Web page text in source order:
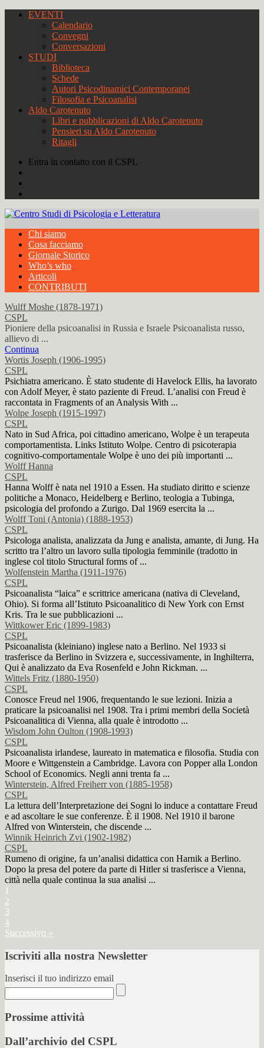
EVENTI
Calendario
Convegni
Conversazioni
STUDI
Biblioteca
Schede
Autori Psicodinamici Contemporanei
Filosofia e Psicoanalisi
Aldo Carotenuto
Libri e pubblicazioni di Aldo Carotenuto
Pensieri su Aldo Carotenuto
Ritagli
Entra in contatto con il CSPL
Chi siamo
Cosa facciamo
Giornale Storico
Who’s who
Articoli
CONTRIBUTI
Wulff Moshe (1878-1971)
CSPL
Pioniere della psicoanalisi in Russia e Israele Psicoanalista russo,
allievo di ...
Continua
Wortis Joseph (1906-1995)
CSPL
Psichiatra americano. È stato studente di Havelock Ellis, ha lavorato
con Adolf Meyer, è stato paziente di Freud. L’analisi con Freud è
raccontata in Fragments of an Analysis With ...
Wolpe Joseph (1915-1997)
CSPL
Nato in Sud Africa, poi cittadino americano, Wolpe è un terapeuta
comportamentista. Links Istituto Wolpe. Centro di psicoterapia
cognitivo-comportamentale Wolpe è uno dei più importanti ...
Wolff Hanna
CSPL
Hanna Wolff è nata nel 1910 a Essen. Ha studiato diritto e scienze
politiche a Monaco, Heidelberg e Berlino, teologia a Tubinga,
psicologia del profondo a Zurigo. Dal 1969 esercita la ...
Wolff Toni (Antonia) (1888-1953)
CSPL
Psicologa analista, analizzata da Jung e analista, amante, di Jung. Ha
scritto tra l’altro un lavoro sulla tipologia femminile (tradotto in
inglese col titolo Structural forms of ...
Wolfenstein Martha (1911-1976)
CSPL
Psicoanalista “laica” e scrittrice americana (nativa di Cleveland,
Ohio). Si forma all’Istituto Psicoanalitico di New York con Ernst
Kris. Tra le sue pubblicazioni ...
Wittkower Eric (1899-1983)
CSPL
Psicoanalista (kleiniano) inglese nato a Berlino. Nel 1933 si
trasferisce da Berlino in Svizzera e, successivamente, in Inghilterra,
Qui è analizzato da Eva Rosenfeld e John Rickman. ...
Wittels Fritz (1880-1950)
CSPL
Conosce Freud nel 1906, frequentando le sue lezioni. Inizia a
praticare la psicoanalisi nel 1908. Tra i primi membri della Società
Psicoanalitica di Vienna, alla quale è introdotto ...
Wisdom John Oulton (1908-1993)
CSPL
Psicoanalista irlandese, laureato in matematica e filosofia. Studia con
Moore e Wittgenstein a Cambridge. Lavora con Popper alla London
School of Economics. Negli anni trenta fa ...
Winterstein, Alfred Freiherr von (1885-1958)
CSPL
La lettura dell’Interpretazione dei Sogni lo induce a contattare Freud
e ad ascoltare le sue conferenze. È il 1908. Nel 1910 il barone
Alfred von Winterstein, che discende ...
Winnik Heinrich Zvi (1902-1982)
CSPL
Rumeno di origine, fa un’analisi didattica con Harnik a Berlino.
Dopo la presa del potere da parte di Hitler si trasferisce a Vienna,
città nella quale continua la sua analisi ...
1
2
3
4
Successivo »
Iscriviti alla nostra Newsletter
Inserisci il tuo indirizzo email
Prossime attività
Dall’archivio del CSPL